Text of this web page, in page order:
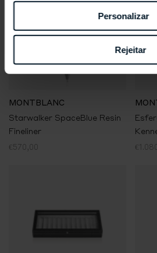
Personalizar
Rejeitar
MONTBLANC
Starwalker SpaceBlue Resin
Fineliner
€570,00